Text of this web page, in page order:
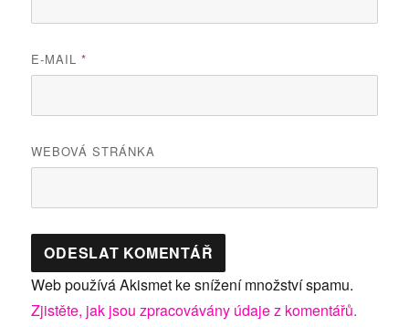
E-MAIL*
WEBOVÁ STRÁNKA
Web používá Akismet ke snížení množství spamu.
Zjistěte, jak jsou zpracovávány údaje z komentářů.